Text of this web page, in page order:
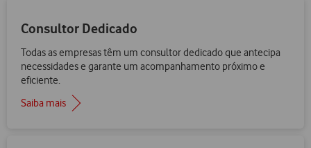
Consultor Dedicado
Todas as empresas têm um consultor dedicado que antecipa
necessidades e garante um acompanhamento próximo e
eficiente.
Saiba mais